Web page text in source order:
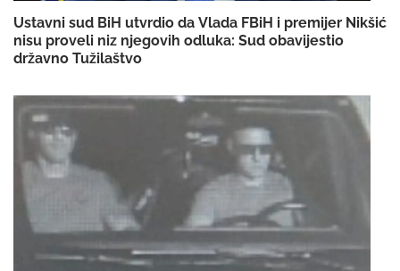
Ustavni sud BiH utvrdio da Vlada FBiH i premijer Nikšić
nisu proveli niz njegovih odluka: Sud obavijestio
državno Tužilaštvo